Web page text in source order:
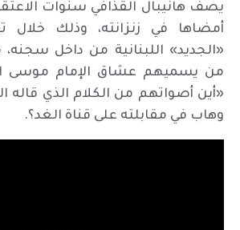
يصف هانيبال القذافي سنوات
أمضاها في زنزانته، وذلك خلال
«الجديد» اللبنانية من داخل
من يسميهم عشاق الإمام موسى
«أين أصواتهم من الكلام الذي قاله
وهاب في مقابلته على قناة الغد؟.